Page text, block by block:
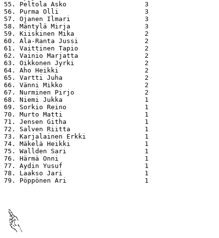
55. Peltola Asko                    3
56. Purma Olli                      3
57. Ojanen Ilmari                   3
58. Mäntylä Mirja                   3
59. Kiiskinen Mika                  2
60. Ala-Ranta Jussi                 2
61. Vaittinen Tapio                 2
62. Vainio Marjatta                 2
63. Oikkonen Jyrki                  2
64. Aho Heikki                      2
65. Vartti Juha                     2
66. Vänni Mikko                     2
67. Nurminen Pirjo                  2
68. Niemi Jukka                     1
69. Sorkio Reino                    1
70. Murto Matti                     1
71. Jensen Githa                    1
72. Salven Riitta                   1
73. Karjalainen Erkki               1
74. Mäkelä Heikki                   1
75. Wallden Sari                    1
76. Härmä Onni                      1
77. Aydin Yusuf                     1
78. Laakso Jari                     1
79. Pöppönen Ari                    1